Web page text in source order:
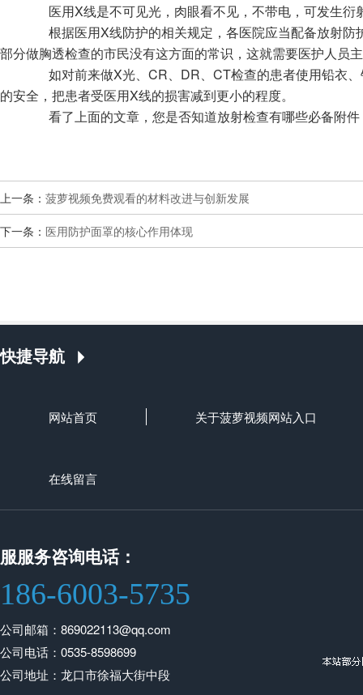
医用X线是不可见光，肉眼看不见，不带电，可发生衍
根据医用X线防护的相关规定，各医院应当配备放射防
部分做胸透检查的市民没有这方面的常识，这就需要医护人员
如对前来做X光、CR、DR、CT检查的患者使用铅衣、
的安全，把患者受医用X线的损害减到更小的程度。
看了上面的文章，您是否知道放射检查有哪些必备附件
上一条： 菠萝视频免费观看的材料改进与创新发展
下一条： 医用防护面罩的核心作用体现
快捷导航
网站首页 关于菠萝视频网站入口
在线留言
服服务咨询电话：
186-6003-5735
公司邮箱：869022113@qq.com
公司电话：0535-8598699
公司地址：龙口市徐福大街中段